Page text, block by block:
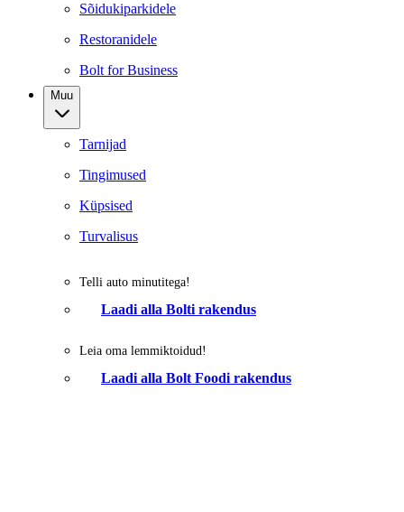
Sõidukiparkidele
Restoranidele
Bolt for Business
Muu
Tarnijad
Tingimused
Küpsised
Turvalisus
Telli auto minutitega!
Laadi alla Bolti rakendus
Leia oma lemmiktoidud!
Laadi alla Bolt Foodi rakendus